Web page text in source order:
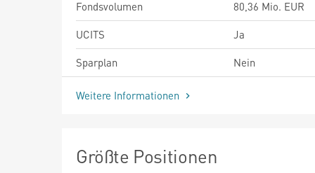
Fondsvolumen
80,36 Mio. EUR
UCITS
Ja
Sparplan
Nein
Weitere Informationen
Größte Positionen